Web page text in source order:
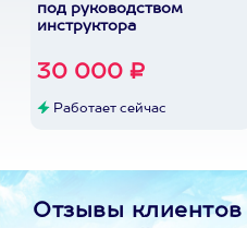
под руководством
инструктора
30 000 ₽
Работает сейчас
Отзывы клиентов